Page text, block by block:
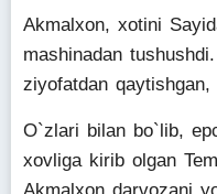
Akmalxon, xotini
mashinadan
ziyofatdan
O`zlari bilan bo`lib,
xovliga kirib olgan